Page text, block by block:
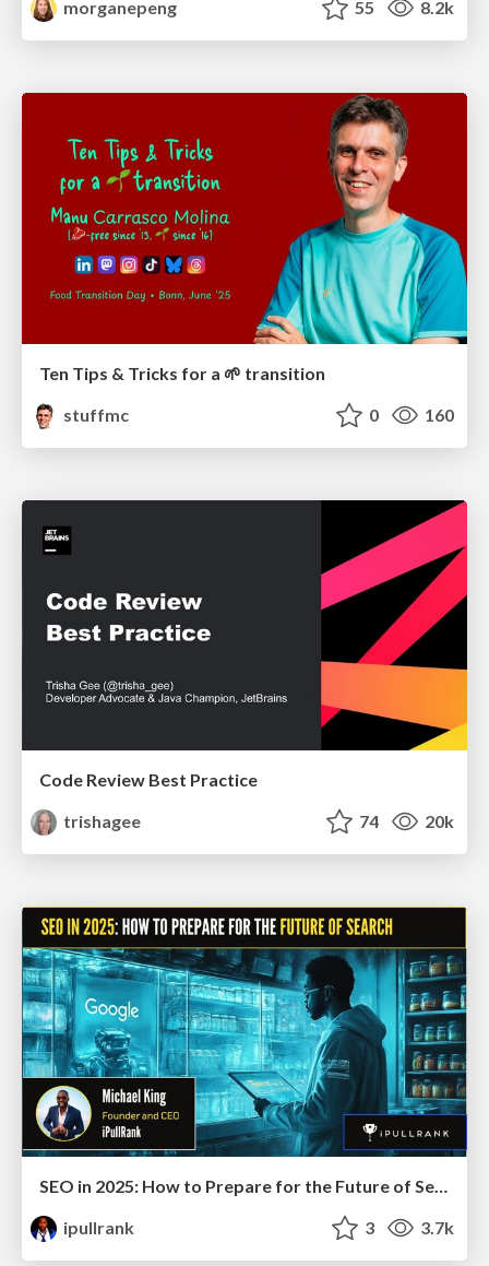
morganepeng 55 8.2k
Ten Tips & Tricks for a 🌱 transition
stuffmc
0 160
Code Review Best Practice
trishagee
74 20k
SEO in 2025: How to Prepare for the Future of Search
ipullrank
3 3.7k